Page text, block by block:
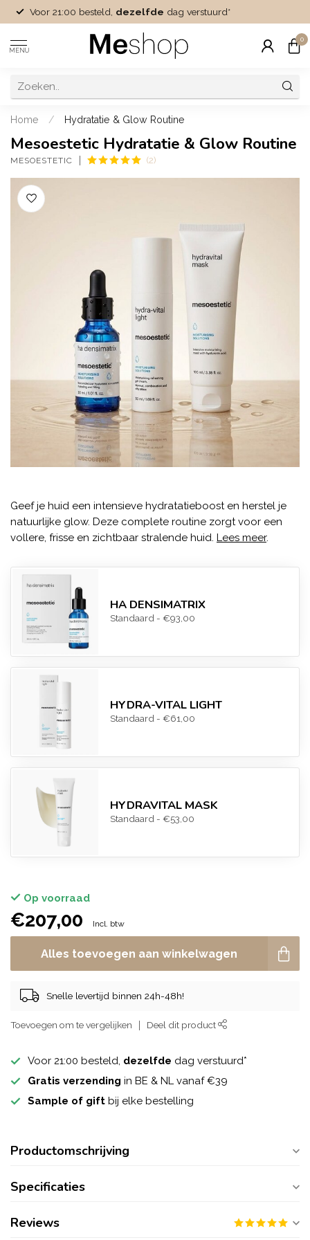
Voor 21:00 besteld, dezelfde dag verstuurd*
MENU
0
Home / Hydratatie & Glow Routine
Mesoestetic Hydratatie & Glow Routine
MESOESTETIC (2)
Geef je huid een intensieve hydratatieboost en herstel je
natuurlijke glow. Deze complete routine zorgt voor een
vollere, frisse en zichtbaar stralende huid. Lees meer.
HA DENSIMATRIX
Standaard - €93,00
HYDRA-VITAL LIGHT
Standaard - €61,00
HYDRAVITAL MASK
Standaard - €53,00
Op voorraad
€207,00 Incl. btw
Alles toevoegen aan winkelwagen
Snelle levertijd binnen 24h-48h!
Toevoegen om te vergelijken Deel dit product
Voor 21:00 besteld, dezelfde dag verstuurd*
Gratis verzending in BE & NL vanaf €39
Sample of gift bij elke bestelling
Productomschrijving
Specificaties
Reviews